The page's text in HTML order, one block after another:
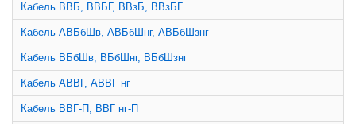
Кабель ВВБ, ВВБГ, ВВзБ, ВВзБГ
Кабель АВБбШв, АВБбШнг, АВБбШзнг
Кабель ВБбШв, ВБбШнг, ВБбШзнг
Кабель АВВГ, АВВГ нг
Кабель ВВГ-П, ВВГ нг-П